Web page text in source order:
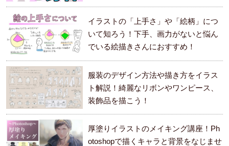
イラストの「上手さ」や「絵柄」につ
いて知ろう！下手、画力がないと悩ん
でいる絵描きさんにおすすめ！
服装のデザイン方法や描き方をイラス
ト解説！綺麗なリボンやワンピース、
装飾品を描こう！
厚塗りイラストのメイキング講座！Ph
otoshopで描くキャラと背景をなじませ